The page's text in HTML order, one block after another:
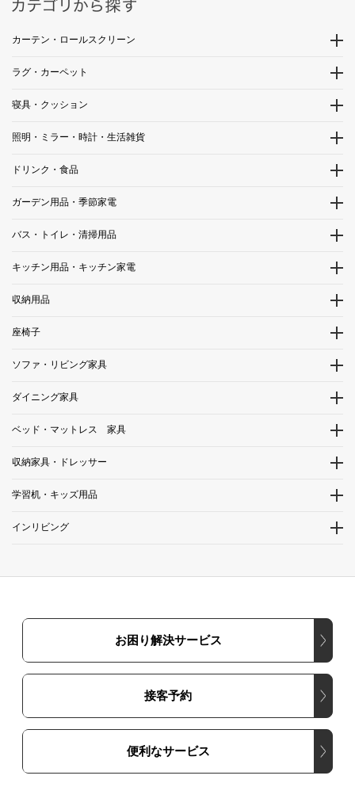
カーテン・ロールスクリーン
ラグ・カーペット
寝具・クッション
照明・ミラー・時計・生活雑貨
ドリンク・食品
ガーデン用品・季節家電
バス・トイレ・清掃用品
キッチン用品・キッチン家電
収納用品
座椅子
ソファ・リビング家具
ダイニング家具
ベッド・マットレス 家具
収納家具・ドレッサー
学習机・キッズ用品
インリビング
お困り解決サービス
接客予約
便利なサービス